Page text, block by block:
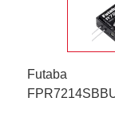
Futaba